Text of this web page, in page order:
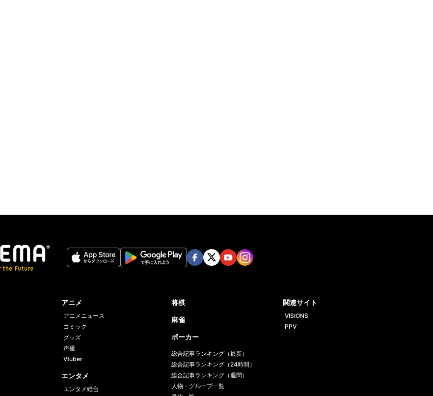
アニメ
アニメニュース
コミック
グッズ
声優
Vtuber
エンタメ
エンタメ総合
将棋
麻雀
ポーカー
総合記事ランキング（最新）
総合記事ランキング（24時間）
総合記事ランキング（週間）
人物・グループ一覧
関連サイト
VISIONS
PPV